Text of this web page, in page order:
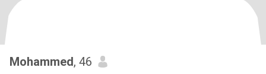
Mohammed, 46